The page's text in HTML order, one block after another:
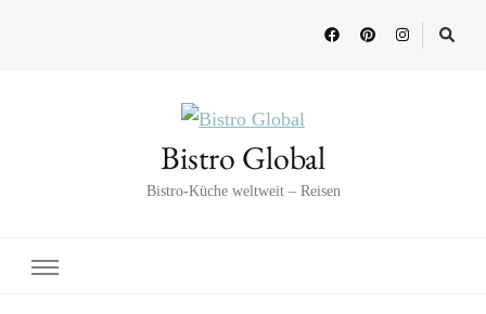
Bistro Global
Bistro-Küche weltweit – Reisen